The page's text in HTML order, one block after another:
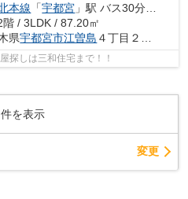
本線 「宇都宮 」駅 バス30分 「龍泉院」 停歩5分
階 / 3LDK / 87.20㎡
県宇都宮市江曽島 ４丁目２９０-１１
探しは三和住宅まで！！
件を表示
変更